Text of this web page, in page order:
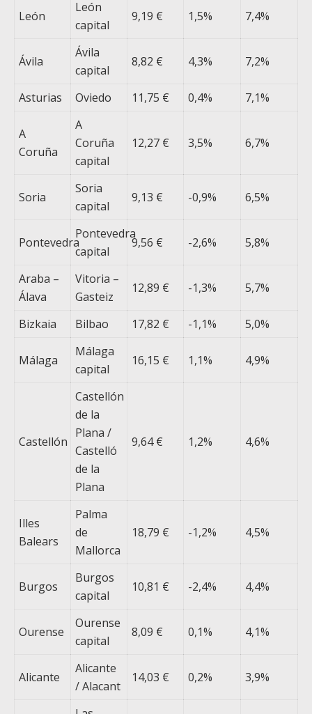
León
León
capital
9,19 € 1,5% 7,4%
Ávila
Ávila
capital
8,82 € 4,3% 7,2%
Asturias Oviedo 11,75 € 0,4% 7,1%
A
Coruña
A
Coruña
capital
12,27 € 3,5% 6,7%
Soria
Soria
capital
9,13 € -0,9% 6,5%
Pontevedra
Pontevedra
capital
9,56 € -2,6% 5,8%
Araba –
Álava
Vitoria –
Gasteiz
12,89 € -1,3% 5,7%
Bizkaia Bilbao 17,82 € -1,1% 5,0%
Málaga
Málaga
capital
16,15 € 1,1% 4,9%
Castellón
Castellón
de la
Plana /
Castelló
de la
Plana
9,64 € 1,2% 4,6%
Illes
Balears
Palma
de
Mallorca
18,79 € -1,2% 4,5%
Burgos
Burgos
capital
10,81 € -2,4% 4,4%
Ourense
Ourense
capital
8,09 € 0,1% 4,1%
Alicante
Alicante
/ Alacant
14,03 € 0,2% 3,9%